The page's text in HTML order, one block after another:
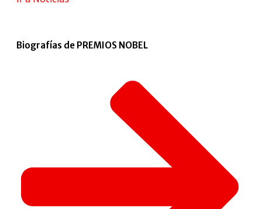
Biografías de PREMIOS NOBEL